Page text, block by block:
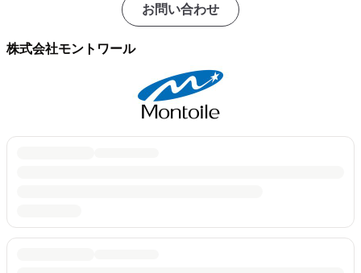
お問い合わせ
株式会社モントワール